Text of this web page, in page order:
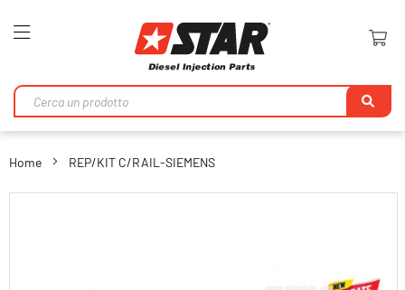
Toggle
Home REP/KIT C/RAIL-SIEMENS